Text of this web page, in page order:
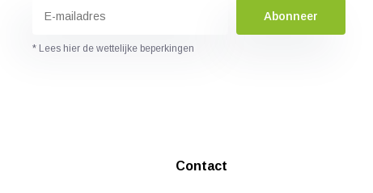
Abonneer
* Lees hier de wettelijke beperkingen
Contact